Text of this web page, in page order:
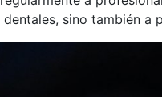
sino también a